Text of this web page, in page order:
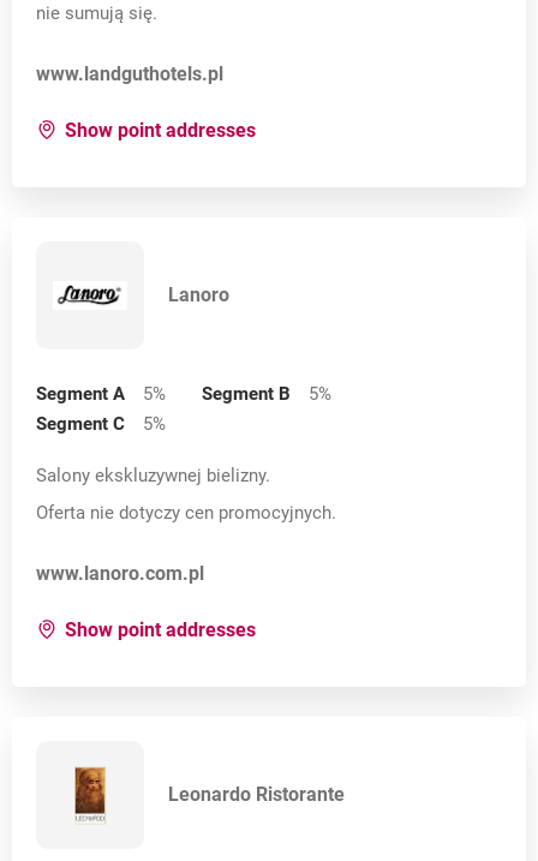
nie sumują się.
Opens in a new card
www.landguthotels.pl
Show point addressesfor:
Lanoro
Segment A 5% Segment B 5%
Segment C
5%
Salony ekskluzywnej bielizny.
Oferta nie dotyczy cen promocyjnych.
Opens in a new card
www.lanoro.com.pl
Show point addressesfor:
Leonardo Ristorante